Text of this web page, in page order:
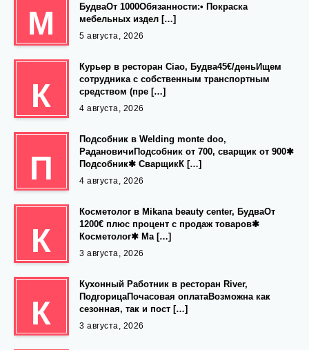
М
БудваОт 1000Обязанности:• Покраска
мебельных издел […]
5 августа, 2026
К
Курьер в ресторан Ciao, Будва45€/деньИщем
сотрудника с собственным транспортным
средством (пре […]
4 августа, 2026
П
Подсобник в Welding monte doo,
РадановичиПодсобник от 700, сварщик от 900✱
Подсобник✱ СварщикК […]
4 августа, 2026
К
Косметолог в Mikana beauty center, БудваОт
1200€ плюс процент с продаж товаров✱
Косметолог✱ Ма […]
3 августа, 2026
К
Кухонный Работник в ресторан River,
ПодгорицаПочасовая оплатаВозможна как
сезонная, так и пост […]
3 августа, 2026